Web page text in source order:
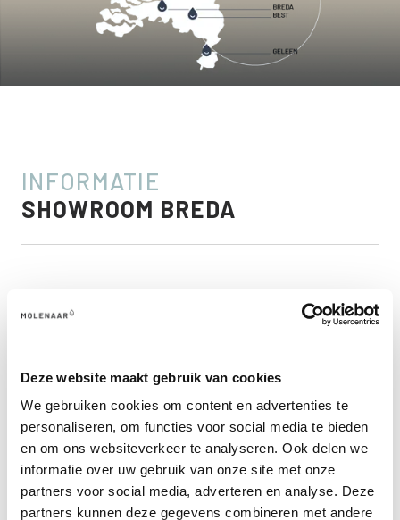
Deze website maakt gebruik van cookies
We gebruiken cookies om content en advertenties te
personaliseren, om functies voor social media te bieden
en om ons websiteverkeer te analyseren. Ook delen we
informatie over uw gebruik van onze site met onze
partners voor social media, adverteren en analyse. Deze
partners kunnen deze gegevens combineren met andere
INFORMATIE
SHOWROOM BREDA
Parkeren kan gratis op het terrein voor de deur. In onze
EEN SHOWROOM VOL